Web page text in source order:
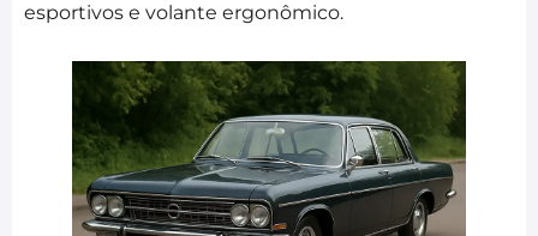
esportivos e volante ergonômico.